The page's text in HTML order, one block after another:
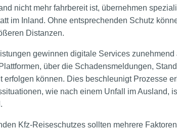
nicht mehr fahrbereit ist, übernehmen
im Inland. Ohne entsprechenden Schutz
Distanzen.
gewinnen digitale Services
über die Schadensmeldungen,
können. Dies beschleunigt Prozesse
wie nach einem Unfall im Ausland,
Kfz-Reiseschutzes sollten mehrere